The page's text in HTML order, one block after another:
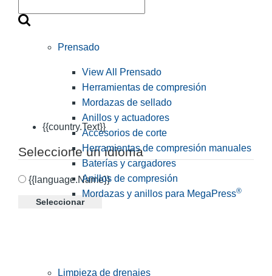
{{country.Text}}
Seleccione un idioma
{{language.Name}}
Seleccionar
Prensado
View All Prensado
Herramientas de compresión
Mordazas de sellado
Anillos y actuadores
Accesorios de corte
Herramientas de compresión manuales
Baterías y cargadores
Anillos de compresión
Mordazas y anillos para MegaPress®
Limpieza de drenajes